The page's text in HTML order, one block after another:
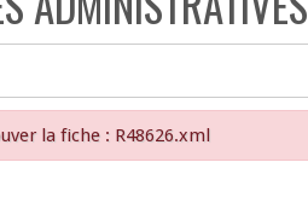
la fiche : R48626.xml